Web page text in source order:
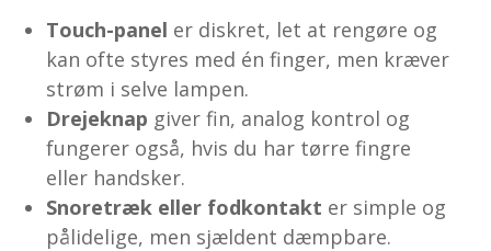
Touch-panel er diskret, let at rengøre og
kan ofte styres med én finger, men kræver
strøm i selve lampen.
Drejeknap giver fin, analog kontrol og
fungerer også, hvis du har tørre fingre
eller handsker.
Snoretræk eller fodkontakt er simple og
pålidelige, men sjældent dæmpbare.